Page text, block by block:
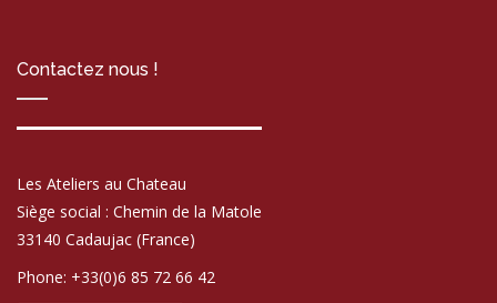
Contactez nous !
Les Ateliers au Chateau
Siège social : Chemin de la Matole
33140 Cadaujac (France)
Phone: +33(0)6 85 72 66 42